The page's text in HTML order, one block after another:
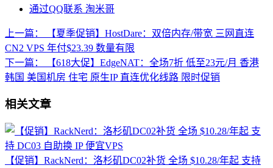
通过QQ联系 淘米哥
上一篇：
【夏季促销】HostDare：双倍内存/带宽 三网直连
CN2 VPS 年付$23.39 数量有限
下一篇：
【618大促】EdgeNAT：全场7折 低至23元/月 香港
韩国 美国机房 住宅 原生IP 直连优化线路 限时促销
相关文章
【促销】RackNerd：洛杉矶DC02补货 全场 $10.28/年起 支持